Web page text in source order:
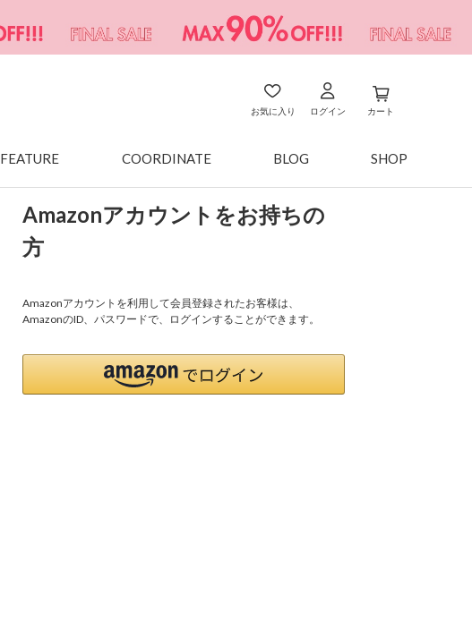
お気に入り ログイン カート
FEATURE COORDINATE BLOG SHOP
Amazonアカウントをお持ちの
方
Amazonアカウントを利用して会員登録されたお客様は、
AmazonのID、パスワードで、ログインすることができます。